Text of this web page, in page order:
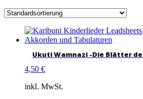
Ukuti Wamnazi -Die Blätter
4,50 €
inkl. MwSt.